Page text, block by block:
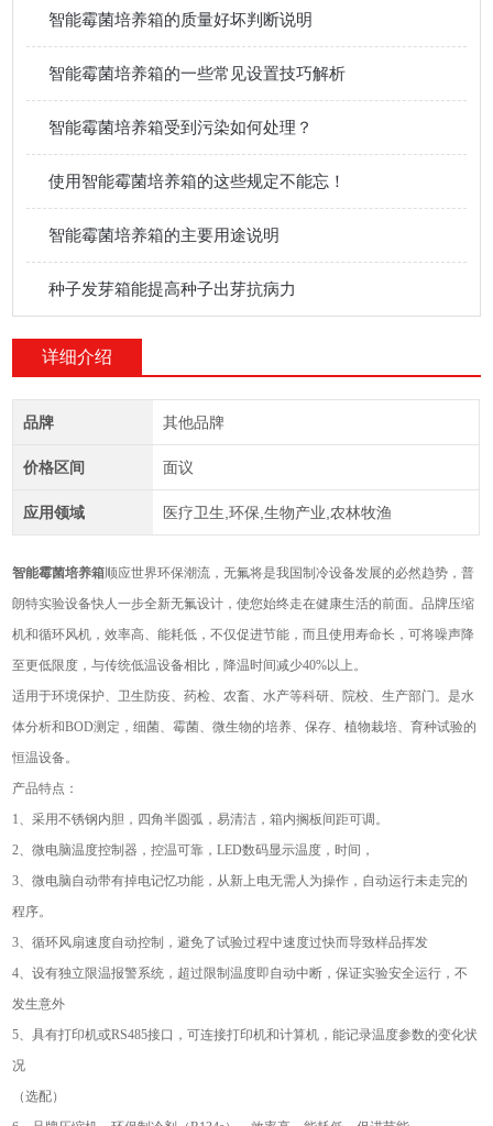
智能霉菌培养箱的质量好坏判断说明
智能霉菌培养箱的一些常见设置技巧解析
智能霉菌培养箱受到污染如何处理？
使用智能霉菌培养箱的这些规定不能忘！
智能霉菌培养箱的主要用途说明
种子发芽箱能提高种子出芽抗病力
详细介绍
品牌 其他品牌
价格区间 面议
应用领域 医疗卫生,环保,生物产业,农林牧渔
智能霉菌培养箱 顺应世界环保潮流，无氟将是我国制冷设备发展的必然趋势，普
朗特实验设备快人一步全新无氟设计，使您始终走在健康生活的前面。品牌压缩
机和循环风机，效率高、能耗低，不仅促进节能，而且使用寿命长，可将噪声降
至更低限度，与传统低温设备相比，降温时间减少40%以上。
适用于环境保护、卫生防疫、药检、农畜、水产等科研、院校、生产部门。是水
体分析和BOD测定，细菌、霉菌、微生物的培养、保存、植物栽培、育种试验的
恒温设备。
产品特点：
1、采用不锈钢内胆，四角半圆弧，易清洁，箱内搁板间距可调。
2、微电脑温度控制器，控温可靠，LED数码显示温度，时间，
3、微电脑自动带有掉电记忆功能，从新上电无需人为操作，自动运行未走完的
程序。
3、循环风扇速度自动控制，避免了试验过程中速度过快而导致样品挥发
4、设有独立限温报警系统，超过限制温度即自动中断，保证实验安全运行，不
发生意外
5、具有打印机或RS485接口，可连接打印机和计算机，能记录温度参数的变化状
况
（选配）